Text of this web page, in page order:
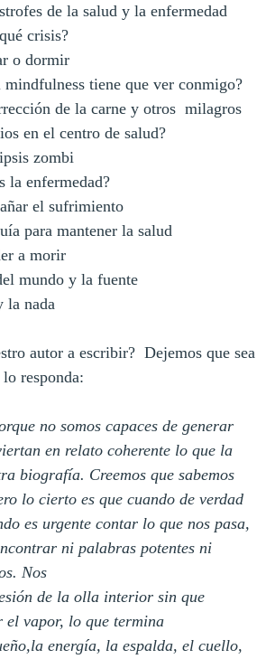
de la salud y la enfermedad
crisis?
o dormir
tiene que ver conmigo?
de la carne y otros milagros
en el centro de salud?
zombi
la enfermedad?
el sufrimiento
para mantener la salud
a morir
mundo y la fuente
la nada
autor a escribir? Dejemos que sea
responda:
no somos capaces de generar
en relato coherente lo que la
biografía. Creemos que sabemos
lo cierto es que cuando de verdad
es urgente contar lo que nos pasa,
ni palabras potentes ni
Nos
de la olla interior sin que
el vapor, lo que termina
energía, la espalda, el cuello,